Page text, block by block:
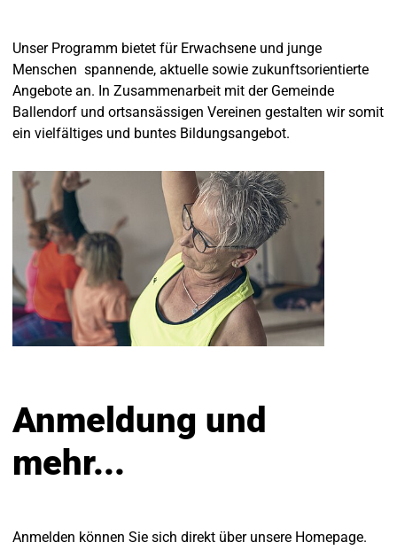
Unser Programm bietet für Erwachsene und junge
Menschen spannende, aktuelle sowie zukunftsorientierte
Angebote an. In Zusammenarbeit mit der Gemeinde
Ballendorf und ortsansässigen Vereinen gestalten wir somit
ein vielfältiges und buntes Bildungsangebot.
Anmeldung und
mehr...
Anmelden können Sie sich direkt über unsere Homepage.